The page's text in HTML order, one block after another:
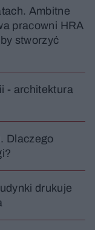
Ambitne
pracowni HRA
stworzyć
- architektura
Dlaczego
drukuje